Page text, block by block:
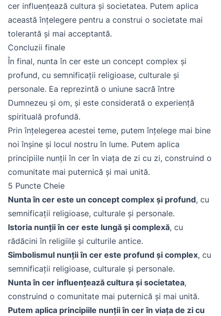
cer influențează cultura și societatea. Putem aplica
această înțelegere pentru a construi o societate mai
tolerantă și mai acceptantă.
Concluzii finale
În final, nunta în cer este un concept complex și
profund, cu semnificații religioase, culturale și
personale. Ea reprezintă o uniune sacră între
Dumnezeu și om, și este considerată o experiență
spirituală profundă.
Prin înțelegerea acestei teme, putem înțelege mai bine
noi înșine și locul nostru în lume. Putem aplica
principiile nunții în cer în viața de zi cu zi, construind o
comunitate mai puternică și mai unită.
5 Puncte Cheie
Nunta în cer este un concept complex și profund, cu
semnificații religioase, culturale și personale.
Istoria nunții în cer este lungă și complexă, cu
rădăcini în religiile și culturile antice.
Simbolismul nunții în cer este profund și complex, cu
semnificații religioase, culturale și personale.
Nunta în cer influențează cultura și societatea,
construind o comunitate mai puternică și mai unită.
Putem aplica principiile nunții în cer în viața de zi cu